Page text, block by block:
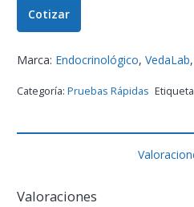
Cotizar
Marca: Endocrinológico, VedaLab,
Categoría: Pruebas Rápidas
Valoraciones